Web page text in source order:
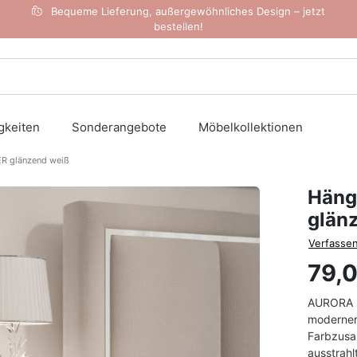
Bequeme Lieferung, außergewöhnliches Design – jetzt
bestellen!
Sonderangebote Möbelkollektionen
glänzend weiß